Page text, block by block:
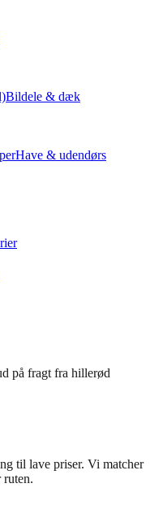
Bildele & dæk
Have & udendørs
på fragt fra hillerød
til lave priser. Vi matcher
ruten.